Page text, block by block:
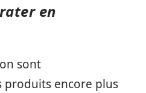
en
sont
produits encore plus